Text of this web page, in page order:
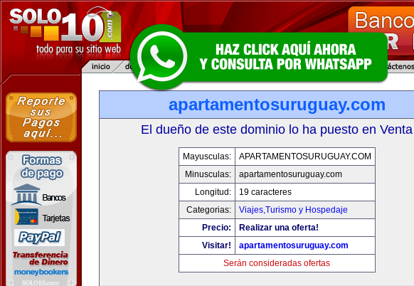
apartamentosuruguay.com
El dueño de este dominio lo ha puesto en Venta
Mayusculas:
APARTAMENTOSURUGUAY.COM
Minusculas:
apartamentosuruguay.com
Longitud:
19 caracteres
Categorias:
Viajes,Turismo y Hospedaje
Precio:
Realizar una oferta!
Visitar!
apartamentosuruguay.com
Serán consideradas ofertas